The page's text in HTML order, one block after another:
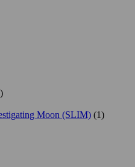
Moon (SLIM) (1)